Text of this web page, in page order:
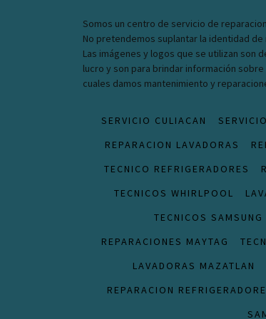
Somos un centro de servicio de
No pretendemos suplantar la identidad de
Las imágenes y logos que se utilizan son
lucro y son para brindar información
cuales damos mantenimiento y
SERVICIO CULIACAN
REPARACION LAVADORAS
TECNICO REFRIGERADORES
TECNICOS WHIRLPOOL
TECNICOS SAMSUNG
REPARACIONES MAYTAG
LAVADORAS MAZATLAN
REPARACION